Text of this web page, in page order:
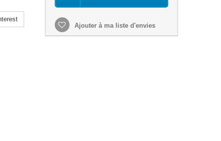
Ajouter à ma liste d'envies